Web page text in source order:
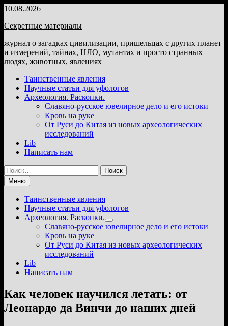
Перейти
содержимому
10.08.2026
Секретные материалы
журнал о загадках цивилизации, пришельцах с других планет
и измерений, тайнах, НЛО, мутантах и просто странных
людях, животных, явлениях
Таинственные явления
Научные статьи для уфологов
Археология. Раскопки.
Славяно-русское ювелирное дело и его истоки
Кровь на руке
От Руси до Китая из новых археологических
исследований
Lib
Написать нам
Найти:
Меню
Таинственные явления
Научные статьи для уфологов
Археология. Раскопки.
Показать
подменю
Славяно-русское ювелирное дело и его истоки
Кровь на руке
От Руси до Китая из новых археологических
исследований
Lib
Написать нам
Как человек научился летать: от
Леонардо да Винчи до наших дней